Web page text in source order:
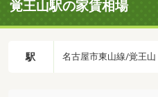
覚王山駅の家賃相場
駅 名古屋市東山線/覚王山